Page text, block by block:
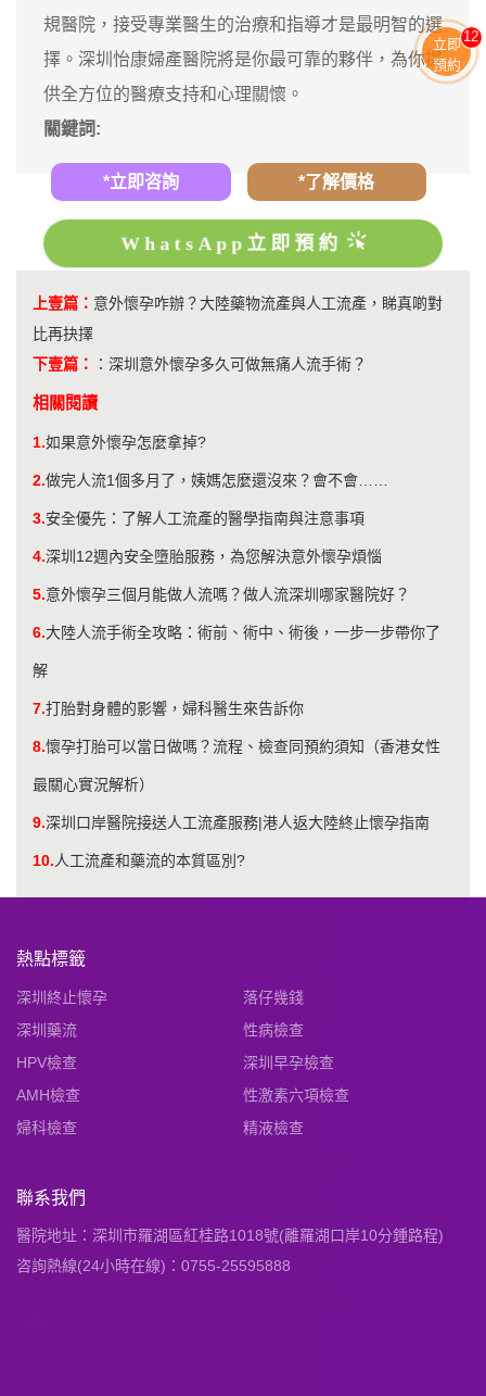
規醫院，接受專業醫生的治療和指導才是最明智的選
擇。深圳怡康婦產醫院將是你最可靠的夥伴，為你提
供全方位的醫療支持和心理關懷。
關鍵詞:
*立即咨詢 *了解價格
WhatsApp立即預約
上壹篇： 意外懷孕咋辦？大陸藥物流產與人工流產，睇真啲對
比再抉擇
下壹篇：
： 深圳意外懷孕多久可做無痛人流手術？
相關閱讀
1.如果意外懷孕怎麼拿掉?
2.做完人流1個多月了，姨媽怎麼還沒來？會不會……
3.安全優先：了解人工流產的醫學指南與注意事項
4.深圳12週內安全墮胎服務，為您解決意外懷孕煩惱
5.意外懷孕三個月能做人流嗎？做人流深圳哪家醫院好？
6.大陸人流手術全攻略：術前、術中、術後，一步一步帶你了
解
7.打胎對身體的影響，婦科醫生來告訴你
8.懷孕打胎可以當日做嗎？流程、檢查同預約須知（香港女性
最關心實況解析）
9.深圳口岸醫院接送人工流產服務|港人返大陸終止懷孕指南
10.人工流產和藥流的本質區別?
熱點標籤
深圳終止懷孕
落仔幾錢
深圳藥流
性病檢查
HPV檢查
深圳早孕檢查
AMH檢查
性激素六項檢查
婦科檢查
精液檢查
聯系我們
醫院地址：深圳市羅湖區紅桂路1018號(離羅湖口岸10分鍾路程)
咨詢熱線(24小時在線)：0755-25595888
立即
預約
12